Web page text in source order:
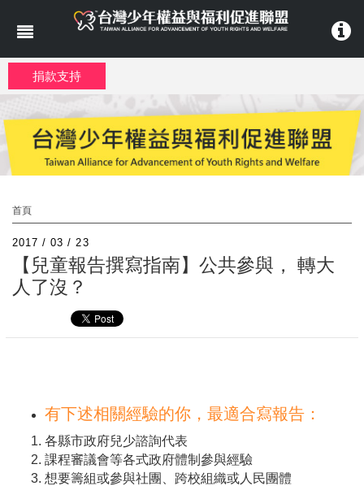
捐款支持
首頁
2017 / 03 / 23
【兒童報告撰寫指南】公共參與， 轉大
人了沒？
有下述相關經驗的你，最適合寫報告：
各縣市政府兒少諮詢代表
課程審議會等各式政府體制參與經驗
想要籌組或參與社團、跨校組織或人民團體